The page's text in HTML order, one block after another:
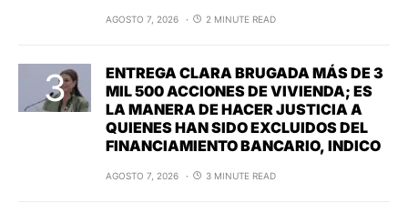
AGOSTO 7, 2026 2 MINUTE READ
ENTREGA CLARA BRUGADA MÁS DE 3
MIL 500 ACCIONES DE VIVIENDA; ES
LA MANERA DE HACER JUSTICIA A
QUIENES HAN SIDO EXCLUIDOS DEL
FINANCIAMIENTO BANCARIO, INDICO
AGOSTO 7, 2026 3 MINUTE READ